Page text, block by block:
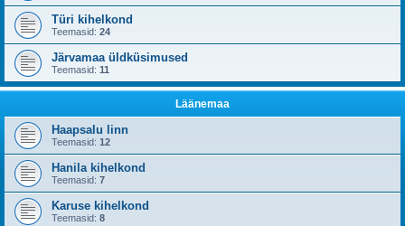
Türi kihelkond
Teemasid: 24
Järvamaa üldküsimused
Teemasid: 11
Läänemaa
Haapsalu linn
Teemasid: 12
Hanila kihelkond
Teemasid: 7
Karuse kihelkond
Teemasid: 8